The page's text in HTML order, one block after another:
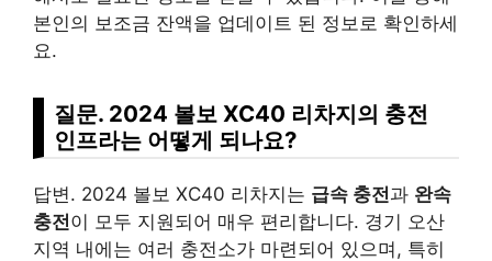
본인의 보조금 잔액을 업데이트 된 정보로 확인하세
요.
질문. 2024 볼보 XC40 리차지의 충전
인프라는 어떻게 되나요?
답변. 2024 볼보 XC40 리차지는 급속 충전과 완속
충전이 모두 지원되어 매우 편리합니다. 경기 오산
지역 내에는 여러 충전소가 마련되어 있으며, 특히